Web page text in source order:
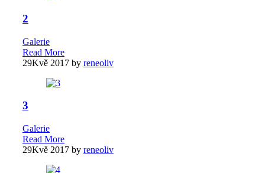
2
Galerie
Read More
29Kvě 2017 by reneoliv
3
Galerie
Read More
29Kvě 2017 by reneoliv